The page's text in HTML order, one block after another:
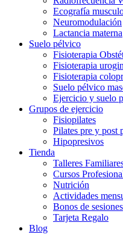
Ecografía
Neuromodulación
Lactancia materna
Suelo pélvico
Fisioterapia
Fisioterapia
Fisioterapia
Suelo pélvico
Ejercicio y suelo
Grupos de ejercicio
Fisiopilates
Pilates pre y post
Hipopresivos
Tienda
Talleres
Cursos
Nutrición
Actividades
Bonos de sesiones
Tarjeta Regalo
Blog